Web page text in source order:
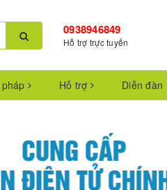
0938946849
Hỗ trợ trực tuyến
Hỗ trợ Diễn đàn